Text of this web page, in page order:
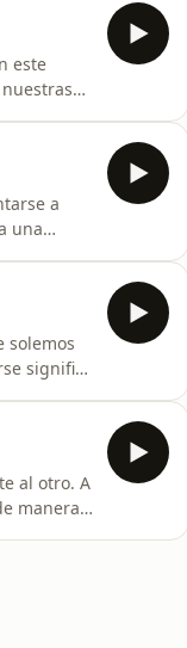
este
a
una
solemos
significa
al otro. A
manera